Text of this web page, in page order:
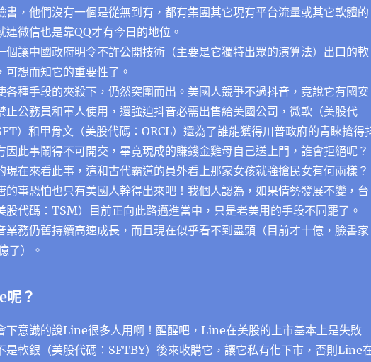
書，他們沒有一個是從無到有，都有集圑其它現有平台流量或其它軟體的
連微信也是靠QQ才有今日的地位。
個讓中國政府明令不許公開技術（主要是它獨特出眾的演算法）出口的軟
可想而知它的重要性了。
各種手段的夾殺下，仍然突圍而出。美國人競爭不過抖音，竟說它有國安
止公務員和軍人使用，還強迫抖音必需出售給美國公司，微軟（美股代
）和甲骨文（美股代碼：ORCL）還為了誰能獲得川普政府的青睞搶得
因此事鬧得不可開交，畢竟現成的賺錢金雞母自己送上門，誰會拒絕呢？
現在來看此事，這和古代霸道的員外看上那家女孩就強搶民女有何兩樣？
的事恐怕也只有美國人幹得出來吧！我個人認為，如果情勢發展不變，台
股代碼：TSM）目前正向此路邁進當中，只是老美用的手段不同罷了。
業務仍舊持續高速成長，而且現在似乎看不到盡頭（目前才十億，臉書家
了）。
呢？
下意識的說Line很多人用啊！醒醒吧，Line在美股的上市基本上是失敗
是軟銀（美股代碼：SFTBY）後來收購它，讓它私有化下市，否則Line